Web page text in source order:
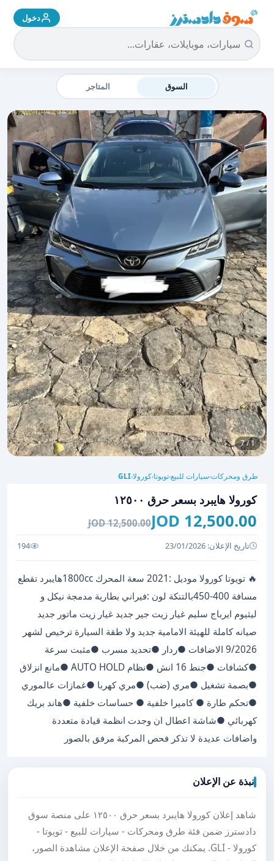
سوق دادسترز الرئيسية دخول
السوق المتاجر
1 / 7
طرق ومحركات›سيارات للبيع›تويوتا›كورولا›
GLI
كورولا هايبرد بسعر حرق ١٢٥٠٠
12,500.00 JOD
12,500.00 JOD
تاريخ الإعلان: 23/01/2026 194
🔥 تويوتا كورولا ‏‎موديل :2021 ‏‎سعة المحرك 1800ccهايبرد ‏‎تقطع
مسافة 400-450بالتنكة ‏‎لون :فيراني ‏‎بطارية مدمجة نيكل و
ليثيوم ايرباج سليم غيار زيت جير جديد غيار زيت ماتور جديد
صيانه كاملة للهيئة الامامية جديد ولا طقة السيارة ترخيص لشهر
9/2026 ‏‎الاضافات ‏‎●ردار ‏‎●تحديد مسرب ‏‎●مثبت سرعة
‏‎●كشافات ‏‎●جنط 16 انش ‏‎●نظام AUTO HOLD ‏‎●مانع انزلاق
‏‎●بصمة تشغيل ‏‎●مري (ضب) ‏‎●مري كهربا ‏‎●غمازات عالموري
‏‎●تحكم طارة ‏‎● كاميرا خلفية ‏‎● حساسات خلفية ‏‎●هاند بريك
كهربائي ‏‎●شاشة اعطال ان وجدت ‏‎انظمة قيادة متعددة
نبذة عن الإعلان
شاهد إعلان كورولا هايبرد بسعر حرق ١٢٥٠٠ على منصة سوق
دادسترز ضمن فئة طرق ومحركات - سيارات للبيع - تويوتا -
كورولا - GLI. يمكنك من خلال صفحة الإعلان مشاهدة الصور،